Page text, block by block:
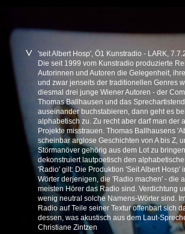
'seit Albert Hosp', Ö1 Kunstradio - LARK,
Die seit 1999 vom Kunstradio produzierte
Autorinnen und Autoren die Gelegenheit,
und zwar jenseits der traditionellen Genres
diesmal drei junge Wiener Autoren - der
Thomas Ballhausen und das
auseinander buchstabieren, dann geht es
alphabetisch zu. Zu recht aber darf man der
Projekte misstrauen. Thomas Ballhausens
scheinbar arglose Geschichten von A bis Z,
Störmanöver gehörig aus dem Lot zu
dekonstruiert lautpoetisch den
'Radio' gilt: Die Produktion 'Seit Albert Hosp'
Wörter derjenigen, die 'Radio machen' - die
meisten Hörer das Radio sind. Verdichtung
wenig neutral solche Namens-Wörter sind.
Radio auf Teile seiner Textur offenbart sich
dessen, was akustisch aus dem Laut-
Christiane Zintzen